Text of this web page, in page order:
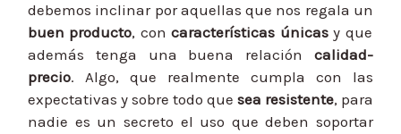
debemos inclinar por aquellas que nos regala un
buen producto, concaracterísticas únicasy que
además tenga una buena relación calidad-
precio. Algo, que realmente cumpla con las
expectativas y sobre todo que sea resistente, para
nadie es un secreto el uso que deben soportar